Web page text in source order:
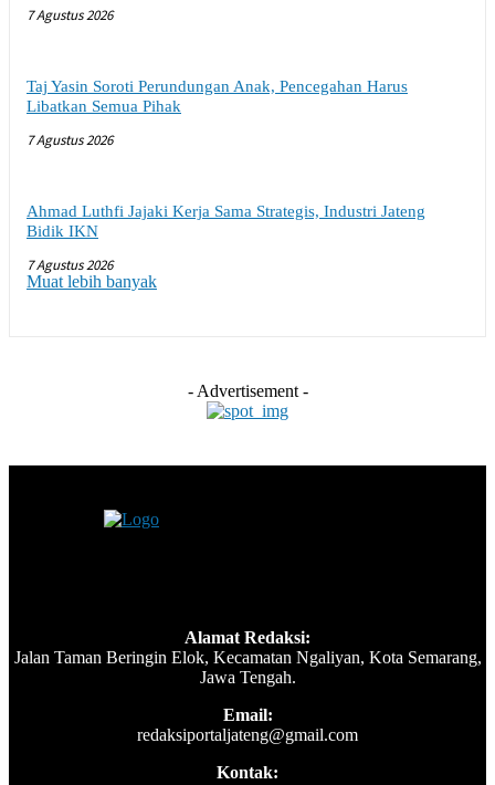
7 Agustus 2026
Taj Yasin Soroti Perundungan Anak, Pencegahan Harus
Libatkan Semua Pihak
7 Agustus 2026
Ahmad Luthfi Jajaki Kerja Sama Strategis, Industri Jateng
Bidik IKN
7 Agustus 2026
Muat lebih banyak
- Advertisement -
Alamat Redaksi:
Jalan Taman Beringin Elok, Kecamatan Ngaliyan, Kota Semarang,
Jawa Tengah.
Email:
redaksiportaljateng@gmail.com
Kontak: